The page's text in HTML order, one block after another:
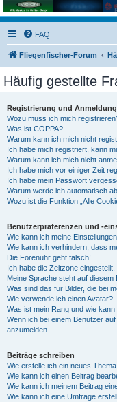
FAQ
Fliegenfischer-Forum
Häufig gestellte
Registrierung und Anmeldung
Wozu muss ich mich
Was ist COPPA?
Warum kann ich mich nicht
Ich habe mich registriert, kann
Warum kann ich mich nicht
Ich habe mich vor einiger Zeit
Ich habe mein Passwort
Warum werde ich automatisch
Wozu ist die Funktion „Alle
Benutzerpräferenzen und -
Wie kann ich meine
Wie kann ich verhindern, dass
Die Forenuhr geht falsch!
Ich habe die Zeitzone
Meine Sprache steht auf diesem
Was sind das für Bilder, die bei
Wie verwende ich einen Avatar?
Was ist mein Rang und wie
Wenn ich bei einem Benutzer
anzumelden.
Beiträge schreiben
Wie erstelle ich ein neues
Wie kann ich einen Beitrag
Wie kann ich meinem Beitrag
Wie kann ich eine Umfrage